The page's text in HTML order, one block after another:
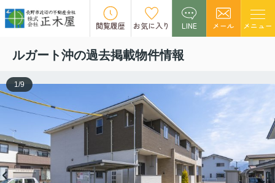
閲覧履歴 お気に入り LINE メール メニュー
この物件の募集は終了しました。
ルガート沖の過去掲載物件情報
1/9